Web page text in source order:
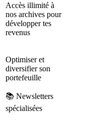
Accès illimité à
nos archives pour
développer tes
revenus
Optimiser et
diversifier son
portefeuille
📚 Newsletters
spécialisées